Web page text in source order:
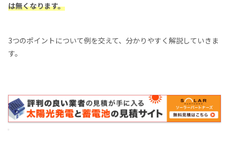
は無くなります。
3つのポイントについて例を交えて、分かりやすく解説していきま
す。